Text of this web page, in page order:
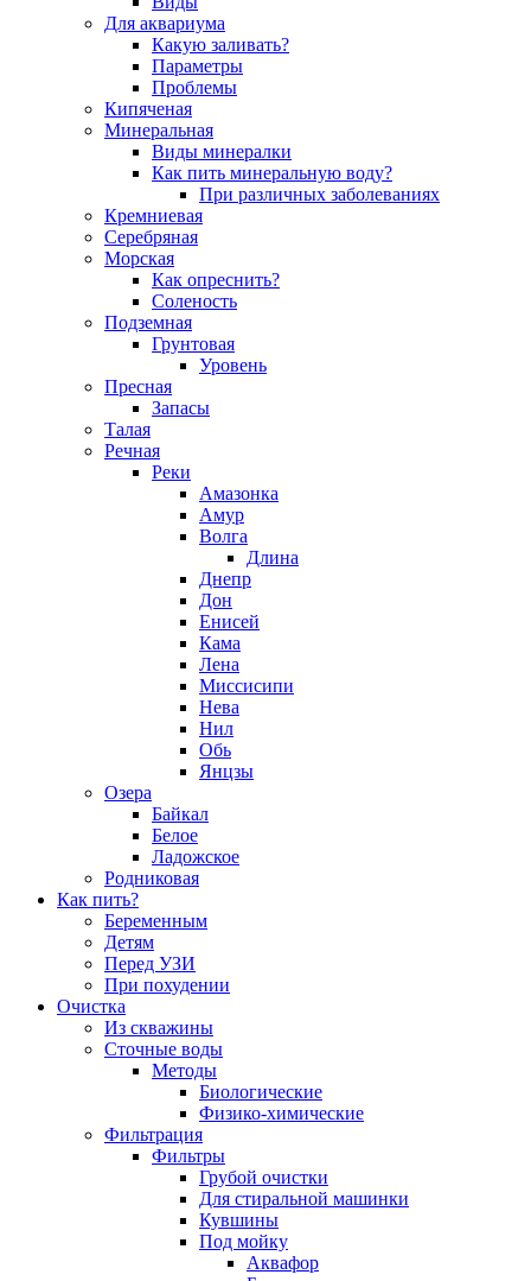
Для аквариума
Какую заливать?
Параметры
Проблемы
Кипяченая
Минеральная
Виды минералки
Как пить минеральную воду?
При различных заболеваниях
Кремниевая
Серебряная
Морская
Как опреснить?
Соленость
Подземная
Грунтовая
Уровень
Пресная
Запасы
Талая
Речная
Реки
Амазонка
Амур
Волга
Длина
Днепр
Дон
Енисей
Кама
Лена
Миссисипи
Нева
Нил
Обь
Янцзы
Озера
Байкал
Белое
Ладожское
Родниковая
Как пить?
Беременным
Детям
Перед УЗИ
При похудении
Очистка
Из скважины
Сточные воды
Методы
Биологические
Физико-химические
Фильтрация
Фильтры
Грубой очистки
Для стиральной машинки
Кувшины
Под мойку
Аквафор